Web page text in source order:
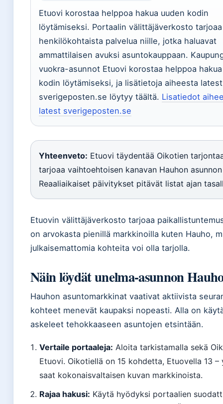
Etuovi korostaa helppoa hakua uuden kodin
löytämiseksi. Portaalin välittäjäverkosto tarjoaa
henkilökohtaista palvelua niille, jotka haluavat
ammattilaisen avuksi asuntokauppaan.
vuokra-asunnot Etuovi korostaa helppoa
kodin löytämiseksi, ja lisätietoja aiheesta latest
sverigeposten.se löytyy täältä. Lisatiedot
latest sverigeposten.se
Yhteenveto: Etuovi täydentää Oikotien
tarjoaa vaihtoehtoisen kanavan Hauhon
Reaaliaikaiset päivitykset pitävät listat ajan
Etuovin välittäjäverkosto tarjoaa
on arvokasta pienillä markkinoilla kuten Hauho,
julkaisemattomia kohteita voi olla tarjolla.
Näin löydät unelma-asunnon
Hauhon asuntomarkkinat vaativat aktiivista
kohteet menevät kaupaksi nopeasti. Alla on
askeleet tehokkaaseen asuntojen etsintään.
Vertaile portaaleja: Aloita tarkistamalla sekä
Etuovi. Oikotiellä on 15 kohdetta, Etuovella 13 –
saat kokonaisvaltaisen kuvan markkinoista.
Rajaa hakusi: Käytä hyödyksi portaalien